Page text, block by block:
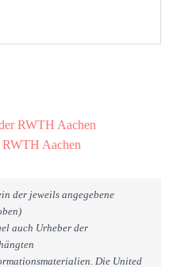
RWTH Aachen
Aachen
der jeweils angegebene
auch Urheber der
Die United